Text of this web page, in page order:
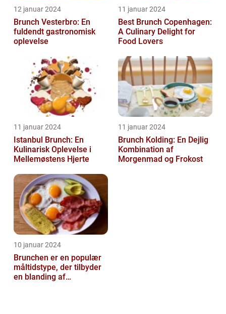
12 januar 2024
Brunch Vesterbro: En
fuldendt gastronomisk
oplevelse
11 januar 2024
Best Brunch Copenhagen:
A Culinary Delight for
Food Lovers
11 januar 2024
Istanbul Brunch: En
Kulinarisk Oplevelse i
Mellemøstens Hjerte
11 januar 2024
Brunch Kolding: En Dejlig
Kombination af
Morgenmad og Frokost
10 januar 2024
Brunchen er en populær
måltidstype, der tilbyder
en blanding af